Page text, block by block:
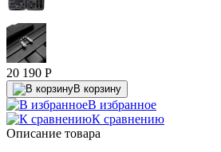
20 190 P
В корзину
В избранное
К сравнению
Описание товара